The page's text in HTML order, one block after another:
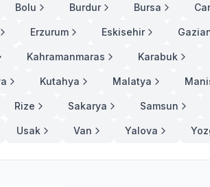
Bolu Burdur Bursa
Erzurum Eskisehir
Kahramanmaras Karabuk
Kutahya Malatya
Rize Sakarya Samsun
Usak Van Yalova